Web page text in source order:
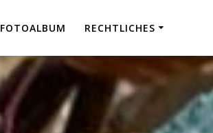
FOTOALBUM RECHTLICHES